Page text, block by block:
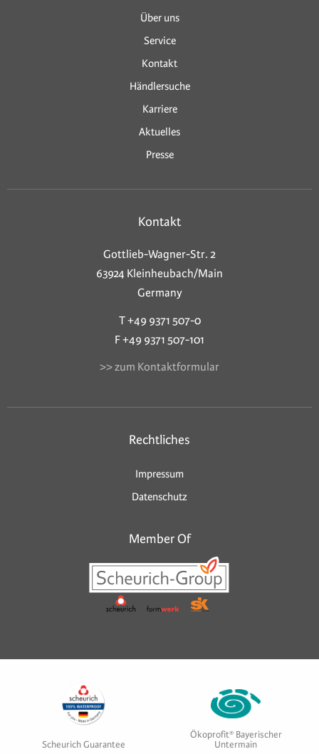
Über uns
Service
Kontakt
Händlersuche
Karriere
Aktuelles
Presse
Kontakt
Gottlieb-Wagner-Str. 2
63924 Kleinheubach/Main
Germany
T +49 9371 507-0
F +49 9371 507-101
>> zum Kontaktformular
Rechtliches
Impressum
Datenschutz
Member Of
Scheurich Guarantee
Ökoprofit® Bayerischer
Untermain